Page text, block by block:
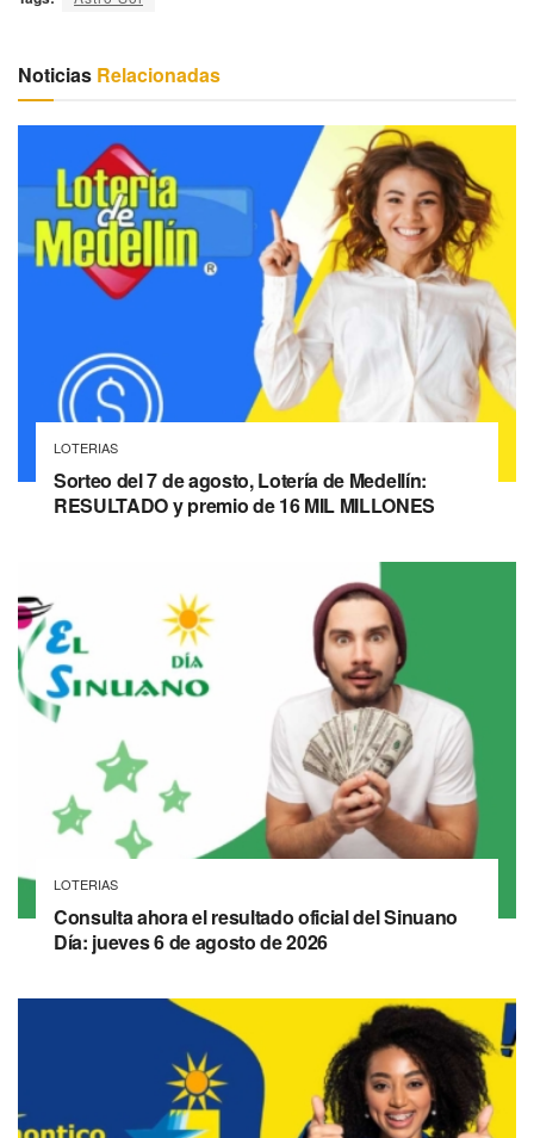
Noticias Relacionadas
LOTERIAS
Sorteo del 7 de agosto, Lotería de Medellín:
RESULTADO y premio de 16 MIL MILLONES
LOTERIAS
Consulta ahora el resultado oficial del Sinuano
Día: jueves 6 de agosto de 2026